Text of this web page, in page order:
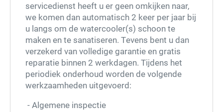
servicedienst heeft u er geen omkijken naar,
we komen dan automatisch 2 keer per jaar bij
u langs om de watercooler(s) schoon te
maken en te sanatiseren. Tevens bent u dan
verzekerd van volledige garantie en gratis
reparatie binnen 2 werkdagen. Tijdens het
periodiek onderhoud worden de volgende
werkzaamheden uitgevoerd:
- Algemene inspectie